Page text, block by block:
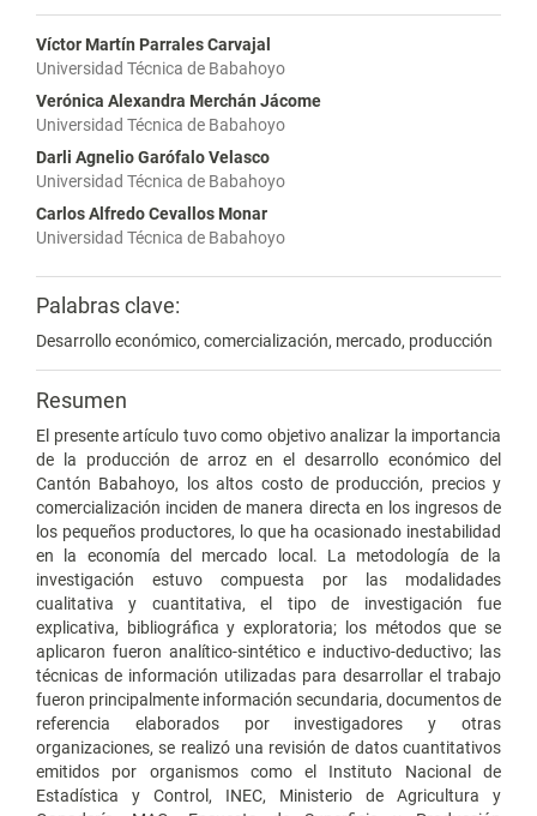
Víctor Martín Parrales Carvajal
Universidad Técnica de Babahoyo
Verónica Alexandra Merchán Jácome
Universidad Técnica de Babahoyo
Darli Agnelio Garófalo Velasco
Universidad Técnica de Babahoyo
Carlos Alfredo Cevallos Monar
Universidad Técnica de Babahoyo
Palabras clave:
Desarrollo económico, comercialización, mercado, producción
Resumen
El presente artículo tuvo como objetivo analizar la importancia
de la producción de arroz en el desarrollo económico del
Cantón Babahoyo, los altos costo de producción, precios y
comercialización inciden de manera directa en los ingresos de
los pequeños productores, lo que ha ocasionado inestabilidad
en la economía del mercado local. La metodología de la
investigación estuvo compuesta por las modalidades
cualitativa y cuantitativa, el tipo de investigación fue
explicativa, bibliográfica y exploratoria; los métodos que se
aplicaron fueron analítico-sintético e inductivo-deductivo; las
técnicas de información utilizadas para desarrollar el trabajo
fueron principalmente información secundaria, documentos de
referencia elaborados por investigadores y otras
organizaciones, se realizó una revisión de datos cuantitativos
emitidos por organismos como el Instituto Nacional de
Estadística y Control, INEC, Ministerio de Agricultura y